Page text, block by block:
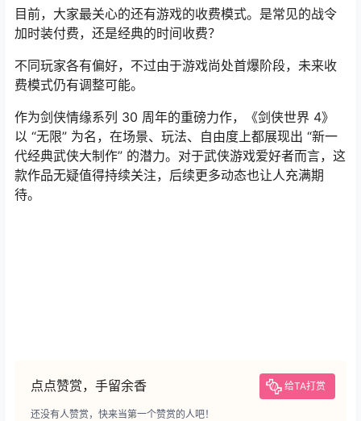
目前，大家最关心的还有游戏的收费模式。是常见的战令
加时装付费，还是经典的时间收费？
不同玩家各有偏好，不过由于游戏尚处首爆阶段，未来收
费模式仍有调整可能。
作为剑侠情缘系列 30 周年的重磅力作，《剑侠世界 4》
以 “无限” 为名，在场景、玩法、自由度上都展现出 “新一
代经典武侠大制作” 的潜力。对于武侠游戏爱好者而言，这
款作品无疑值得持续关注，后续更多动态也让人充满期
待。
点点赞赏，手留余香 给TA打赏
还没有人赞赏，快来当第一个赞赏的人吧！